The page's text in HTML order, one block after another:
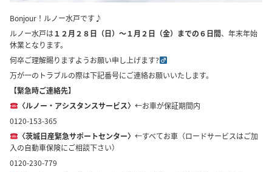
Bonjour！ルノー水戸です♪
ルノー水戸は１２月２８日（日）～１月２日（金）までの６日間、年末年始
休業となります。
何卒ご理解賜りますようお願い申し上げます?‍
万が一のトラブルの際は下記番号にご連絡お願いいたします。
【緊急時ご連絡先】
〈ルノー・アシスタンスサービス〉 ←お車が保証期間内
0120-153-365
〈茨城日産緊急サポートセンター〉 ←すべてお車（ロードサービスはご加
入の自動車保険にご相談下さい）
0120-230-779